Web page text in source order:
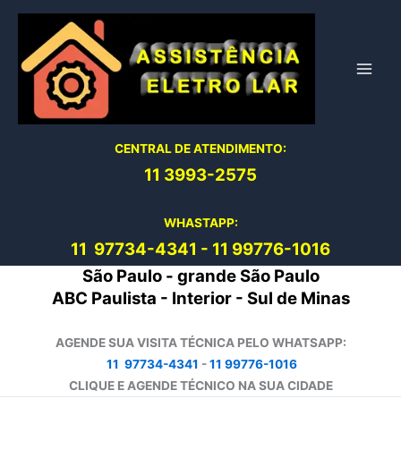
conteúdo
CENTRAL DE ATENDIMENTO:
11 3993-2575
WHASTAPP:
11 97734-4341 - 11 99776-1016
São Paulo - grande São Paulo
ABC Paulista - Interior - Sul de Minas
AGENDE SUA VISITA TÉCNICA PELO WHATSAPP:
11 97734-4341 -11 99776-1016
CLIQUE E AGENDE TÉCNICO NA SUA CIDADE